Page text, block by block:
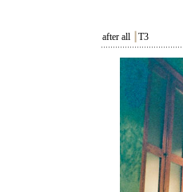
after all T3